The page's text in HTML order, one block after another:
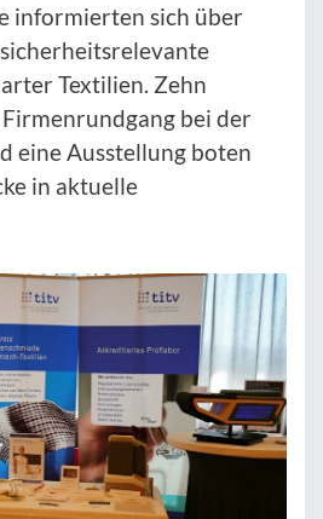
informierten sich über
Textilien. Zehn
bei der
eine Ausstellung boten
in aktuelle